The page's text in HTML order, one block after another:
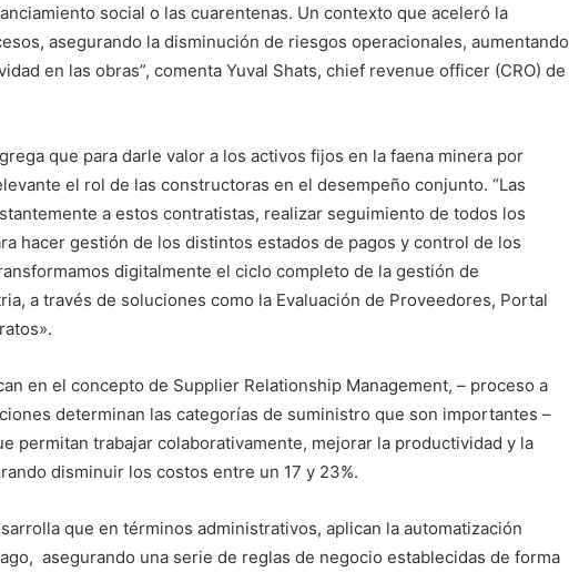
social o las cuarentenas. Un contexto que aceleró la
asegurando la disminución de riesgos operacionales, aumentando
en las obras”, comenta Yuval Shats, chief revenue officer (CRO) de
que para darle valor a los activos fijos en la faena minera por
el rol de las constructoras en el desempeño conjunto. “Las
a estos contratistas, realizar seguimiento de todos los
hacer gestión de los distintos estados de pagos y control de los
digitalmente el ciclo completo de la gestión de
a través de soluciones como la Evaluación de Proveedores, Portal
en el concepto de Supplier Relationship Management, – proceso a
determinan las categorías de suministro que son importantes –
permitan trabajar colaborativamente, mejorar la productividad y la
disminuir los costos entre un 17 y 23%.
que en términos administrativos, aplican la automatización
asegurando una serie de reglas de negocio establecidas de forma